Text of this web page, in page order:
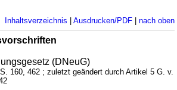
Inhaltsverzeichnis | Ausdrucken/PDF| nach oben
(DNeuG)
160, 462 ; zuletzt geändert durch Artikel 5 G. v.